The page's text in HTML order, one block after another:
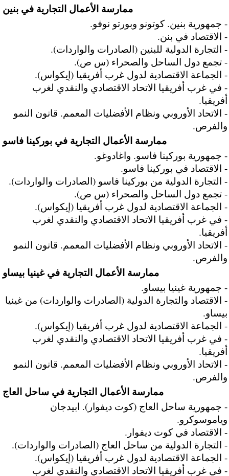
ممارسة الأعمال التجارية في بنين
- جمهورية بنين. كوتونو وبورتو نوفو.
- الاقتصاد في بنن.
- التجارة الدولية للبنين (الصادرات والواردات).
- تجمع دول الساحل والصحراء (س ص).
- الجماعة الاقتصادية لدول غرب أفريقيا (إيكواس).
- في غرب أفريقيا الاتحاد الاقتصادي والنقدي لغرب
أفريقيا.
- الاتحاد الأوروبي ونظام الأفضليات المعمم. قانون النمو
والفرص.
ممارسة الأعمال التجارية في بوركينا فاسو
- جمهورية بوركينا فاسو. واغادوغو.
- الاقتصاد في بوركينا فاسو.
- التجارة الدولية من بوركينا فاسو (الصادرات والواردات).
- تجمع دول الساحل والصحراء (س ص).
- الجماعة الاقتصادية لدول غرب أفريقيا (إيكواس).
- في غرب أفريقيا الاتحاد الاقتصادي والنقدي لغرب
أفريقيا.
- الاتحاد الأوروبي ونظام الأفضليات المعمم. قانون النمو
والفرص.
ممارسة الأعمال التجارية في غينيا بيساو
- جمهورية غينيا بيساو.
- الاقتصاد والتجارة الدولية (الصادرات والواردات) من غينيا
بيساو.
- الجماعة الاقتصادية لدول غرب أفريقيا (إيكواس).
- في غرب أفريقيا الاتحاد الاقتصادي والنقدي لغرب
أفريقيا.
- الاتحاد الأوروبي ونظام الأفضليات المعمم. قانون النمو
والفرص.
ممارسة الأعمال التجارية في ساحل العاج
- جمهورية ساحل العاج (كوت ديفوار). ابيدجان
وياموسوكرو.
- الاقتصاد في كوت ديفوار.
- التجارة الدولية من ساحل العاج (الصادرات والواردات).
- الجماعة الاقتصادية لدول غرب أفريقيا (إيكواس).
- في غرب أفريقيا الاتحاد الاقتصادي والنقدي لغرب